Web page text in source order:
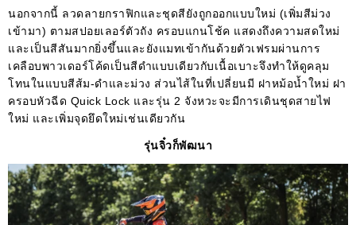
นอกจากนี้ ลวดลายกราฟิกและชุดสียังถูกออกแบบใหม่ (เพิ่มสีม่วง
เข้ามา) ตามสปอยเลอร์ตัวถัง ครอบแกนโช้ค แสดงถึงความสดใหม่
และเป็นสีสันมากยิ่งขึ้นและยังแมทเข้ากันด้วยตัวเฟรมผ่านการ
เคลือบพาวเดอร์โค้ดเป็นสีดำแบบเดียวกับเนื้อเบาะจึงทำให้ดูคลุม
โทนในแบบสีส้ม-ดำและม่วง ส่วนไส้ในที่เปลี่ยนมี ฝาหม้อน้ำใหม่ ฝา
ครอบหัวฉีด Quick Lock และรุ่น 2 จังหวะจะมีการเดินชุดสายไฟ
ใหม่ และเพิ่มจุดยึดใหม่เช่นเดียวกัน
รุ่นจิ๋วก็พัฒนา